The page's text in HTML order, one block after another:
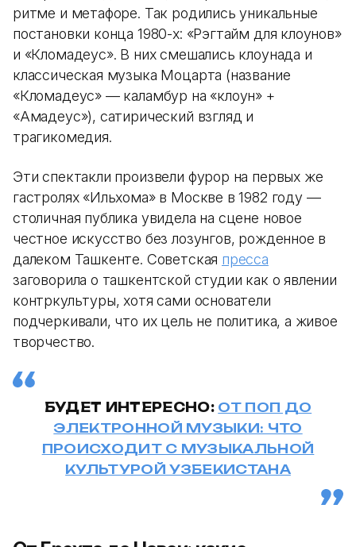
ритме и метафоре. Так родились уникальные
постановки конца 1980-х: «Рэгтайм для клоунов»
и «Кломадеус». В них смешались клоунада и
классическая музыка Моцарта (название
«Кломадеус» — каламбур на «клоун» +
«Амадеус»), сатирический взгляд и
трагикомедия.
Эти спектакли произвели фурор на первых же
гастролях «Ильхома» в Москве в 1982 году —
столичная публика увидела на сцене новое
честное искусство без лозунгов, рожденное в
далеком Ташкенте. Советская пресса
заговорила о ташкентской студии как о явлении
контркультуры, хотя сами основатели
подчеркивали, что их цель не политика, а живое
творчество.
БУДЕТ ИНТЕРЕСНО: ОТ ПОП ДО
ЭЛЕКТРОННОЙ МУЗЫКИ: ЧТО
ПРОИСХОДИТ С МУЗЫКАЛЬНОЙ
КУЛЬТУРОЙ УЗБЕКИСТАНА